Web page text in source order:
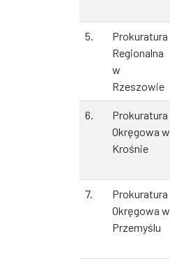
5.
Prokuratura
Regionalna
w
Rzeszowie
6.
Prokuratura
Okręgowa w
Krośnie
7.
Prokuratura
Okręgowa w
Przemyślu